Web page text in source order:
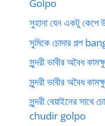
Golpo
সুহানা যেন একটু কেপে
সুমিকে চোদার গল্প
সুন্দরী ভাবীর অবৈধ
সুন্দরী ভাবীর অবৈধ
সুন্দরী বেয়াইনের
chudir golpo